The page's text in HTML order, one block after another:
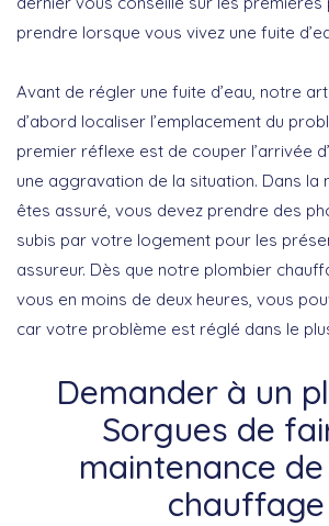
prendre lorsque vous vivez une fuite
Avant de régler une fuite d’eau, notre
d’abord localiser l’emplacement du
premier réflexe est de couper l’arrivée
une aggravation de la situation. Dans la
êtes assuré, vous devez prendre des
subis par votre logement pour les
assureur. Dès que notre plombier
vous en moins de deux heures, vous
car votre problème est réglé dans le
Demander à un
Sorgues de
maintenance
chauffage